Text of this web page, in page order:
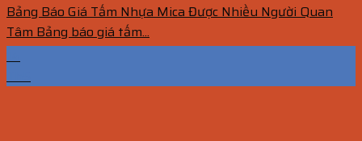
Bảng Báo Giá Tấm Nhựa Mica Được Nhiều Người Quan
Tâm Bảng báo giá tấm...